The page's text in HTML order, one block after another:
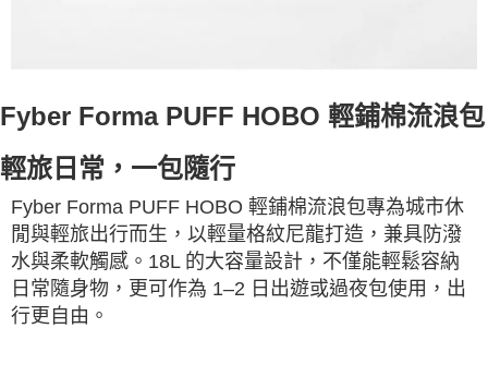
Fyber Forma PUFF HOBO 輕鋪棉流浪包
輕旅日常，一包隨行
Fyber Forma PUFF HOBO 輕鋪棉流浪包專為城市休
閒與輕旅出行而生，以輕量格紋尼龍打造，兼具防潑
水與柔軟觸感。18L 的大容量設計，不僅能輕鬆容納
日常隨身物，更可作為 1–2 日出遊或過夜包使用，出
行更自由。